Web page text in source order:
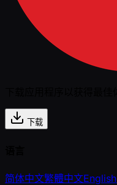
下载
简体中文繁體中文English